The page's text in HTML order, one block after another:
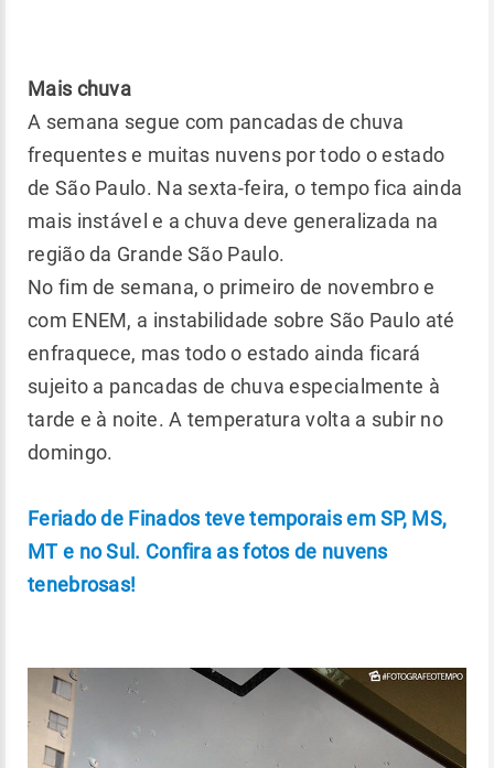
Mais chuva
A semana segue com pancadas de chuva
frequentes e muitas nuvens por todo o estado
de São Paulo. Na sexta-feira, o tempo fica ainda
mais instável e a chuva deve generalizada na
região da Grande São Paulo.
No fim de semana, o primeiro de novembro e
com ENEM, a instabilidade sobre São Paulo até
enfraquece, mas todo o estado ainda ficará
sujeito a pancadas de chuva especialmente à
tarde e à noite. A temperatura volta a subir no
domingo.
Feriado de Finados teve temporais em SP, MS,
MT e no Sul. Confira as fotos de nuvens
tenebrosas!